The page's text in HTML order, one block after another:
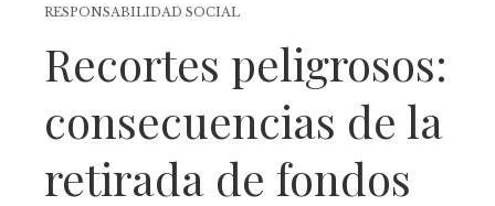
RESPONSABILIDAD SOCIAL
Recortes peligrosos:
consecuencias de la
retirada de fondos